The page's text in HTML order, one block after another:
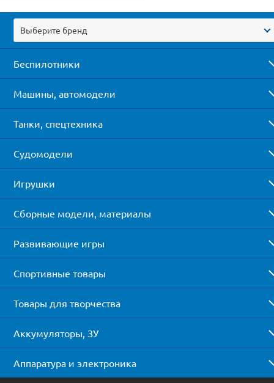
Выберите бренд
Беспилотники
Машины, автомодели
Танки, спецтехника
Судомодели
Игрушки
Сборные модели, материалы
Развивающие игры
Спортивные товары
Товары для творчества
Аккумуляторы, ЗУ
Аппаратура и электроника